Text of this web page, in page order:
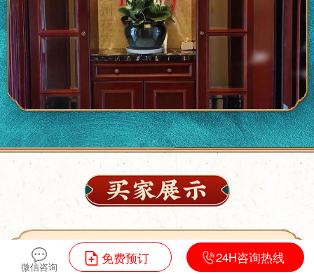
微信咨询
免费预订 24H咨询热线